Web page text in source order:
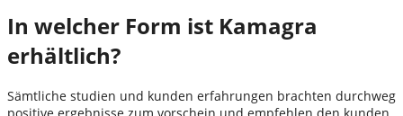
In welcher Form ist Kamagra
erhältlich?
Sämtliche studien und kunden erfahrungen brachten durchweg